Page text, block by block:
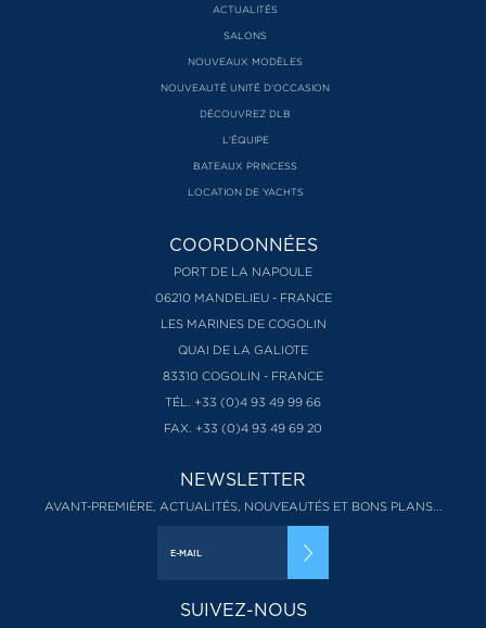
ACTUALITÉS
SALONS
NOUVEAUX MODÈLES
NOUVEAUTÉ UNITÉ D’OCCASION
DÉCOUVREZ DLB
L'ÉQUIPE
BATEAUX PRINCESS
LOCATION DE YACHTS
COORDONNÉES
PORT DE LA NAPOULE
06210 MANDELIEU - FRANCE
LES MARINES DE COGOLIN
QUAI DE LA GALIOTE
83310 COGOLIN - FRANCE
TÉL. +33 (0)4 93 49 99 66
FAX. +33 (0)4 93 49 69 20
NEWSLETTER
AVANT-PREMIÈRE, ACTUALITÉS, NOUVEAUTÉS ET BONS PLANS...
SUIVEZ-NOUS